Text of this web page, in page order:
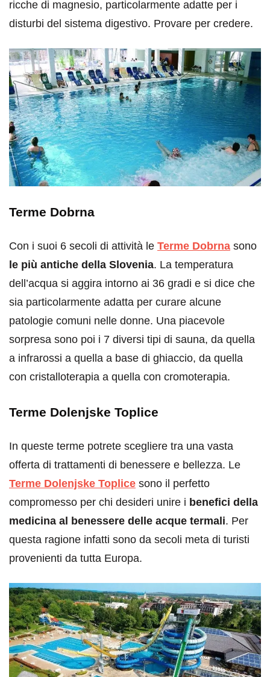
ricche di magnesio, particolarmente adatte per i
disturbi del sistema digestivo. Provare per credere.
Terme Dobrna
Con i suoi 6 secoli di attività le Terme Dobrna sono
le più antiche della Slovenia. La temperatura
dell’acqua si aggira intorno ai 36 gradi e si dice che
sia particolarmente adatta per curare alcune
patologie comuni nelle donne. Una piacevole
sorpresa sono poi i 7 diversi tipi di sauna, da quella
a infrarossi a quella a base di ghiaccio, da quella
con cristalloterapia a quella con cromoterapia.
Terme Dolenjske Toplice
In queste terme potrete scegliere tra una vasta
offerta di trattamenti di benessere e bellezza. Le
Terme Dolenjske Toplice sono il perfetto
compromesso per chi desideri unire i benefici della
medicina al benessere delle acque termali. Per
questa ragione infatti sono da secoli meta di turisti
provenienti da tutta Europa.